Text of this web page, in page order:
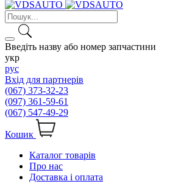
Введіть назву або номер запчастини
укр
рус
Вхід для партнерів
(067) 373-32-23
(097) 361-59-61
(067) 547-49-29
Кошик
Каталог товарів
Про нас
Доставка і оплата